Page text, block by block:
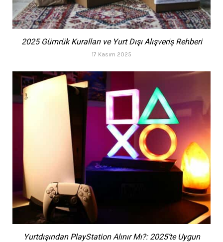
2025 Gümrük Kuralları ve Yurt Dışı Alışveriş Rehberi
17 Kasım 2025
Yurtdışından PlayStation Alınır Mı?: 2025’te Uygun